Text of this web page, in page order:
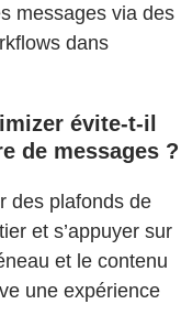
messages via des
dans
évite-t-il
de messages ?
des plafonds de
et s’appuyer sur
et le contenu
une expérience